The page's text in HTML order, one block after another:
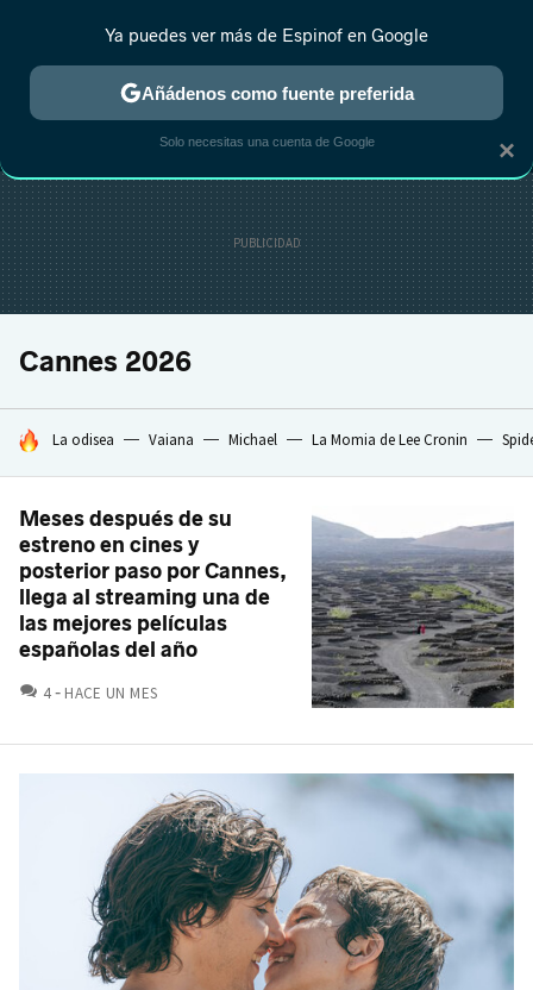
MENÚ NUEVO
ESTRENOS REALITY ANIME RANKINGS CINE
Cannes 2026
HOY SE HABLA DE
La odisea Vaiana Michael La Momia de Lee Cronin
Meses después de su
estreno en cines y
posterior paso por Cannes,
llega al streaming una de
las mejores películas
españolas del año
4 COMENTARIOS
HACE UN MES
×
Ya puedes ver más de Espinof en Google
Añádenos como fuente preferida
Solo necesitas una cuenta de Google